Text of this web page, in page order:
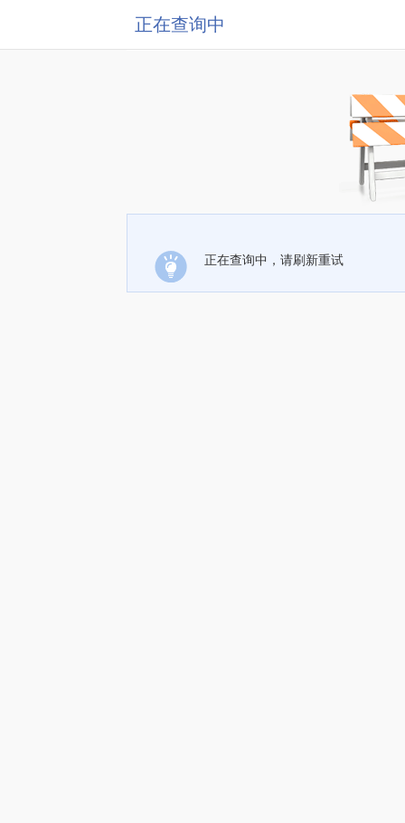
正在查询中
正在查询中，请刷新重试